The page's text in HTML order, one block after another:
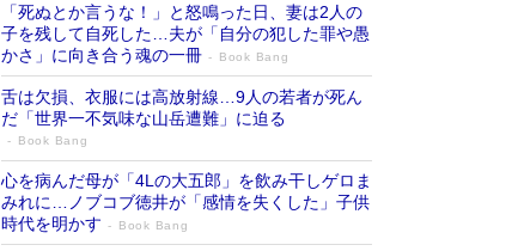
「死ぬとか言うな！」と怒鳴った日、妻は2人の
子を残して自死した…夫が「自分の犯した罪や愚
かさ」に向き合う魂の一冊
Book Bang
舌は欠損、衣服には高放射線…9人の若者が死ん
だ「世界一不気味な山岳遭難」に迫る
Book Bang
心を病んだ母が「4Lの大五郎」を飲み干しゲロま
みれに…ノブコブ徳井が「感情を失くした」子供
時代を明かす
Book Bang